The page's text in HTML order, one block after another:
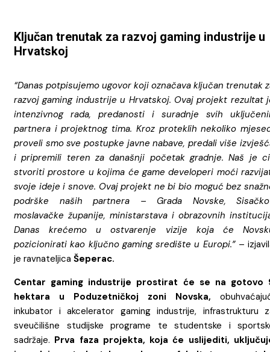
Ključan trenutak za razvoj gaming industrije u
Hrvatskoj
“Danas potpisujemo ugovor koji označava ključan trenutak
razvoj gaming industrije u Hrvatskoj. Ovaj projekt rezultat
intenzivnog rada, predanosti i suradnje svih
partnera i projektnog tima. Kroz proteklih nekoliko
proveli smo sve postupke javne nabave, predali više
i pripremili teren za današnji početak gradnje. Naš je
stvoriti prostore u kojima će game developeri moći
svoje ideje i snove. Ovaj projekt ne bi bio moguć bez
podrške naših partnera – Grada Novske,
moslavačke županije, ministarstava i obrazovnih
Danas krećemo u ostvarenje vizije koja će
pozicionirati kao ključno gaming središte u Europi.”–
je ravnateljica Šeperac.
Centar gaming industrije prostirat će se na gotovo
hektara u Poduzetničkoj zoni Novska,
inkubator i akcelerator gaming industrije, infrastrukturu
sveučilišne studijske programe te studentske i
sadržaje. Prva faza projekta, koja će uslijediti,